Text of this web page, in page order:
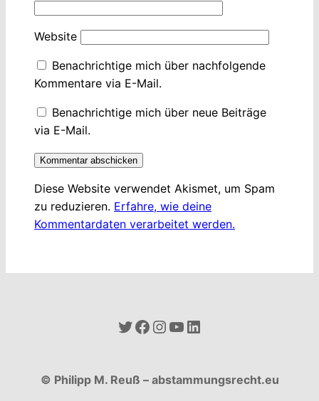
Website
Benachrichtige mich über nachfolgende
Kommentare via E-Mail.
Benachrichtige mich über neue Beiträge
via E-Mail.
Diese Website verwendet Akismet, um Spam
zu reduzieren. Erfahre, wie deine
Kommentardaten verarbeitet werden.
Twitter
Facebook
Instagram
YouTube
LinkedIn
© Philipp M. Reuß – abstammungsrecht.eu